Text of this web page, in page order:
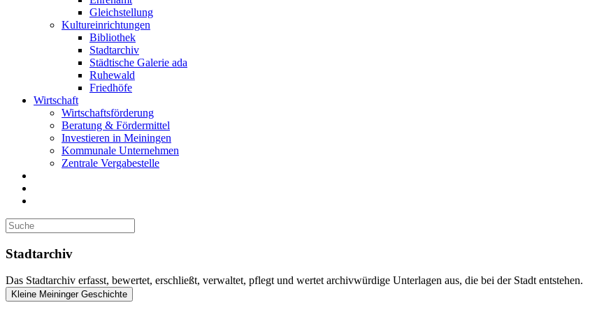
Gleichstellung
Kultureinrichtungen
Bibliothek
Stadtarchiv
Städtische Galerie ada
Ruhewald
Friedhöfe
Wirtschaft
Wirtschaftsförderung
Beratung & Fördermittel
Investieren in Meiningen
Kommunale Unternehmen
Zentrale Vergabestelle
Stadtarchiv
Das Stadtarchiv erfasst, bewertet, erschließt, verwaltet, pflegt und wertet archivwürdige Unterlagen aus, die bei der Stadt entstehen.
Kleine Meininger Geschichte